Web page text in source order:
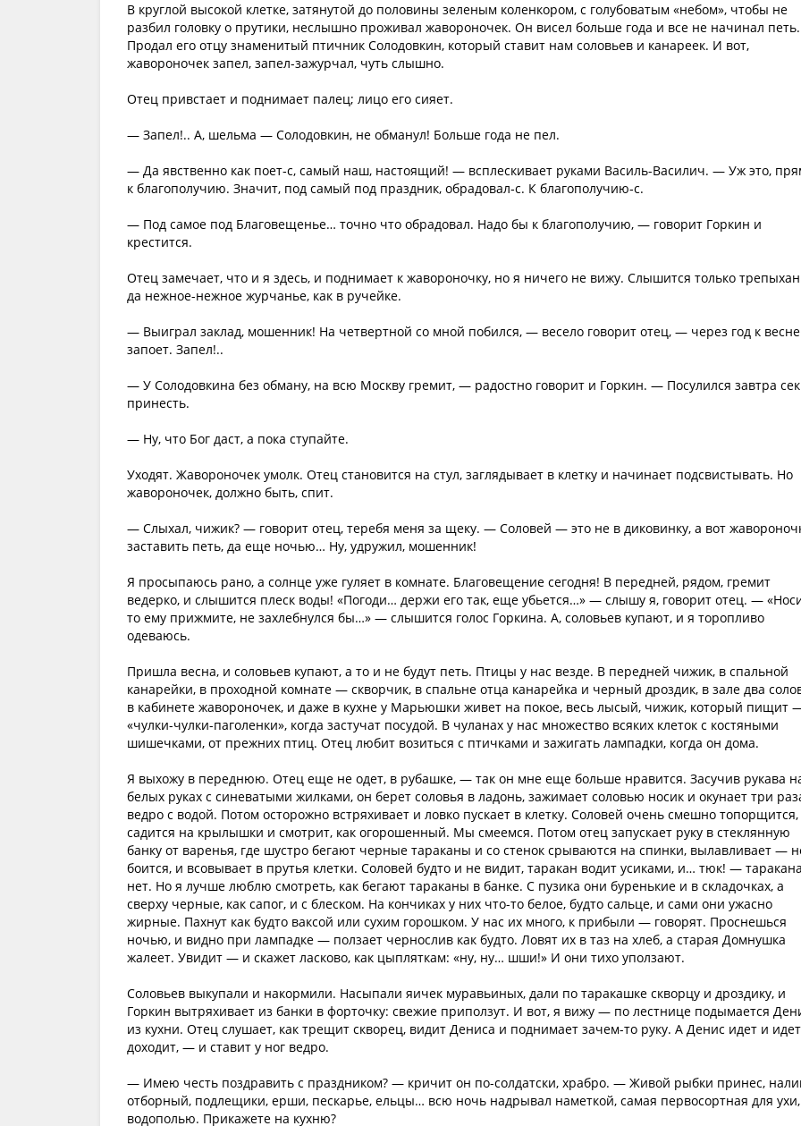
В круглой высокой клетке, затянутой до половины зеленым коленкором, с голубоватым «небом», чтобы не
разбил головку о прутики, неслышно проживал жавороночек. Он висел больше года и все не начинал петь.
Продал его отцу знаменитый птичник Солодовкин, который ставит нам соловьев и канареек. И вот,
жавороночек запел, запел-зажурчал, чуть слышно.
Отец привстает и поднимает палец; лицо его сияет.
— Запел!.. А, шельма — Солодовкин, не обманул! Больше года не пел.
— Да явственно как поет‑с, самый наш, настоящий! — всплескивает руками Василь-Василич. — Уж это,
к благополучию. Значит, под самый под праздник, обрадовал‑с. К благополучию‑с.
— Под самое под Благовещенье… точно что обрадовал. Надо бы к благополучию, — говорит Горкин и
крестится.
Отец замечает, что и я здесь, и поднимает к жавороночку, но я ничего не вижу. Слышится только
да нежное-нежное журчанье, как в ручейке.
— Выиграл заклад, мошенник! На четвертной со мной побился, — весело говорит отец, — через год к весне
запоет. Запел!..
— У Солодовкина без обману, на всю Москву гремит, — радостно говорит и Горкин. — Посулился завтра
принесть.
— Ну, что Бог даст, а пока ступайте.
Уходят. Жавороночек умолк. Отец становится на стул, заглядывает в клетку и начинает подсвистывать. Но
жавороночек, должно быть, спит.
— Слыхал, чижик? — говорит отец, теребя меня за щеку. — Соловей — это не в диковинку, а вот
заставить петь, да еще ночью… Ну, удружил, мошенник!
Я просыпаюсь рано, а солнце уже гуляет в комнате. Благовещение сегодня! В передней, рядом, гремит
ведерко, и слышится плеск воды! «Погоди… держи его так, еще убьется…» — слышу я, говорит отец. —
то ему прижмите, не захлебнулся бы…» — слышится голос Горкина. А, соловьев купают, и я торопливо
одеваюсь.
Пришла весна, и соловьев купают, а то и не будут петь. Птицы у нас везде. В передней чижик, в спальной
канарейки, в проходной комнате — скворчик, в спальне отца канарейка и черный дроздик, в зале два
в кабинете жавороночек, и даже в кухне у Марьюшки живет на покое, весь лысый, чижик, который пищит
«чулки-чулки-паголенки», когда застучат посудой. В чуланах у нас множество всяких клеток с костяными
шишечками, от прежних птиц. Отец любит возиться с птичками и зажигать лампадки, когда он дома.
Я выхожу в переднюю. Отец еще не одет, в рубашке, — так он мне еще больше нравится. Засучив рукава
белых руках с синеватыми жилками, он берет соловья в ладонь, зажимает соловью носик и окунает три
ведро с водой. Потом осторожно встряхивает и ловко пускает в клетку. Соловей очень смешно топорщится,
садится на крылышки и смотрит, как огорошенный. Мы смеемся. Потом отец запускает руку в стеклянную
банку от варенья, где шустро бегают черные тараканы и со стенок срываются на спинки, вылавливает —
боится, и всовывает в прутья клетки. Соловей будто и не видит, таракан водит усиками, и… тюк! — таракана
нет. Но я лучше люблю смотреть, как бегают тараканы в банке. С пузика они буренькие и в складочках, а
сверху черные, как сапог, и с блеском. На кончиках у них что-то белое, будто сальце, и сами они ужасно
жирные. Пахнут как будто ваксой или сухим горошком. У нас их много, к прибыли — говорят. Проснешься
ночью, и видно при лампадке — ползает чернослив как будто. Ловят их в таз на хлеб, а старая Домнушка
жалеет. Увидит — и скажет ласково, как цыпляткам: «ну, ну… шши!» И они тихо уползают.
Соловьев выкупали и накормили. Насыпали яичек муравьиных, дали по таракашке скворцу и дроздику, и
Горкин вытряхивает из банки в форточку: свежие приползут. И вот, я вижу — по лестнице подымается
из кухни. Отец слушает, как трещит скворец, видит Дениса и поднимает зачем-то руку. А Денис идет и
доходит, — и ставит у ног ведро.
— Имею честь поздравить с праздником? — кричит он по-солдатски, храбро. — Живой рыбки принес,
отборный, подлещики, ерши, пескарье, ельцы… всю ночь надрывал наметкой, самая первосортная для
водополью. Прикажете на кухню?